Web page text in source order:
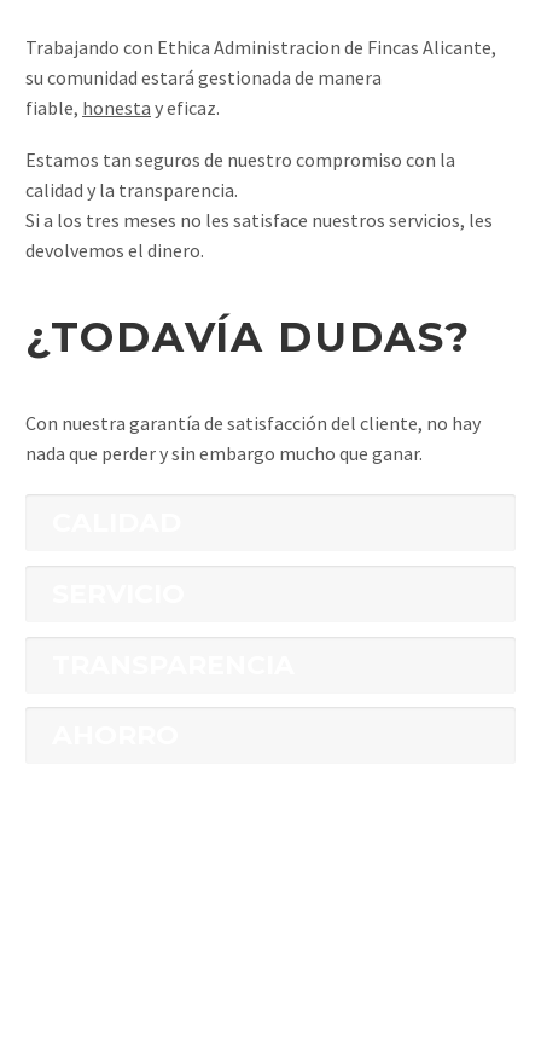
Trabajando con Ethica Administracion de Fincas Alicante,
su comunidad estará gestionada de manera
fiable, honesta y eficaz.
Estamos tan seguros de nuestro compromiso con la
calidad y la transparencia.
Si a los tres meses no les satisface nuestros servicios, les
devolvemos el dinero.
¿TODAVÍA DUDAS?
Con nuestra garantía de satisfacción del cliente, no hay
nada que perder y sin embargo mucho que ganar.